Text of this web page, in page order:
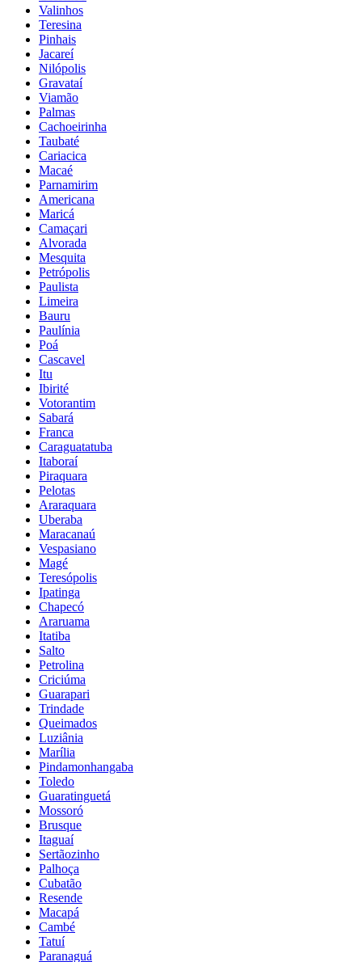
Valinhos
Teresina
Pinhais
Jacareí
Nilópolis
Gravataí
Viamão
Palmas
Cachoeirinha
Taubaté
Cariacica
Macaé
Parnamirim
Americana
Maricá
Camaçari
Alvorada
Mesquita
Petrópolis
Paulista
Limeira
Bauru
Paulínia
Poá
Cascavel
Itu
Ibirité
Votorantim
Sabará
Franca
Caraguatatuba
Itaboraí
Piraquara
Pelotas
Araraquara
Uberaba
Maracanaú
Vespasiano
Magé
Teresópolis
Ipatinga
Chapecó
Araruama
Itatiba
Salto
Petrolina
Criciúma
Guarapari
Trindade
Queimados
Luziânia
Marília
Pindamonhangaba
Toledo
Guaratinguetá
Mossoró
Brusque
Itaguaí
Sertãozinho
Palhoça
Cubatão
Resende
Macapá
Cambé
Tatuí
Paranaguá